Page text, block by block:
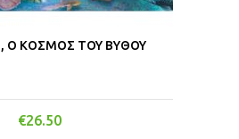
Ο ΚΟΣΜΟΣ ΤΟΥ ΒΥΘΟΥ
€26.50